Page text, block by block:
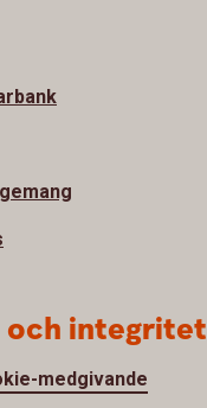
och integritet
medgivande